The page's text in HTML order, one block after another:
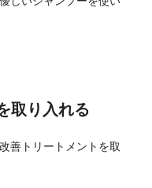
取り入れる
善トリートメントを取